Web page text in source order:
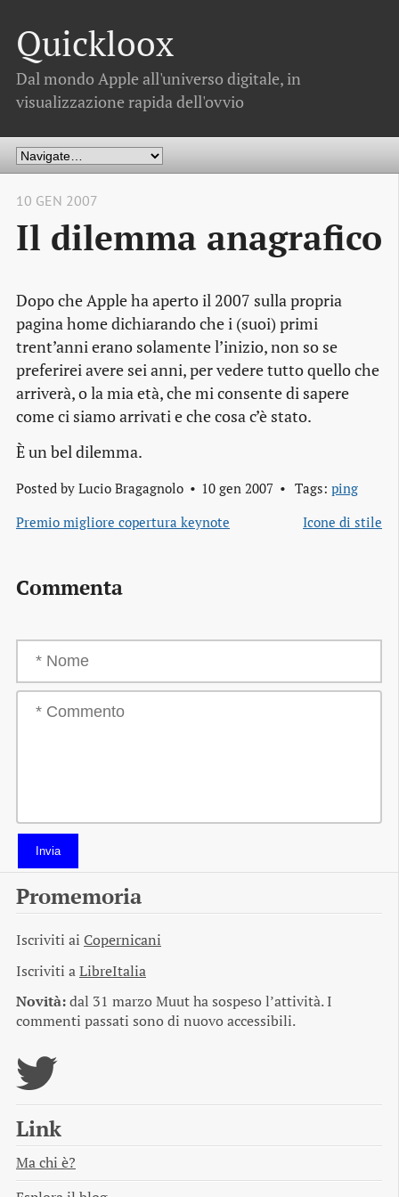
Quickloox
Dal mondo Apple all'universo digitale, in
visualizzazione rapida dell'ovvio
10 GEN 2007
Il dilemma anagrafico
Dopo che Apple ha aperto il 2007 sulla propria
pagina home dichiarando che i (suoi) primi
trent’anni erano solamente l’inizio, non so se
preferirei avere sei anni, per vedere tutto quello che
arriverà, o la mia età, che mi consente di sapere
come ci siamo arrivati e che cosa c’è stato.
È un bel dilemma.
Posted by Lucio Bragagnolo 10 gen 2007 Tags: ping
Premio migliore copertura keynote
Icone di stile
Commenta
Invia
Promemoria
Iscriviti ai Copernicani
Iscriviti aLibreItalia
Novità:dal 31 marzo Muut ha sospeso l’attività. I
commenti passati sono di nuovo accessibili.
Link
Ma chi è?